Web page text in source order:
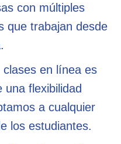
con múltiples
que trabajan desde
en línea es
flexibilidad
a cualquier
los estudiantes.